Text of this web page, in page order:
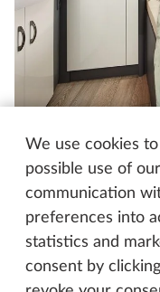
We use cookies
possible use of
communication
preferences into
statistics and
consent by
Kuchyňka